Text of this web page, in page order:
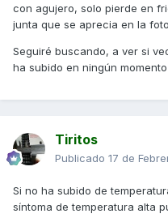
con agujero, solo pierde en
junta que se aprecia en la
Seguiré buscando, a ver si
ha subido en ningún
Tiritos
Publicado 17 de
Si no ha subido de
síntoma de temperatura alta